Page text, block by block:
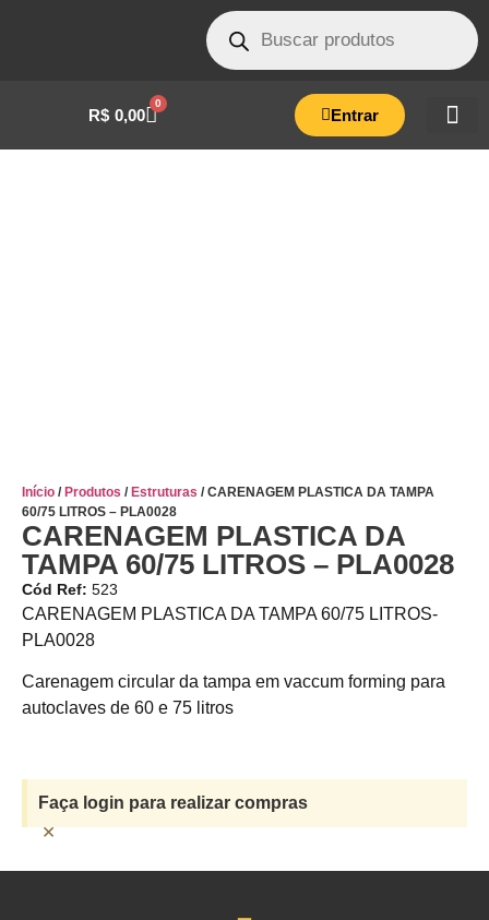
R$ 0,00
0
Entrar
Início / Produtos / Estruturas / CARENAGEM PLASTICA DA TAMPA
60/75 LITROS – PLA0028
CARENAGEM PLASTICA DA
TAMPA 60/75 LITROS – PLA0028
Cód Ref: 523
CARENAGEM PLASTICA DA TAMPA 60/75 LITROS-
PLA0028
Carenagem circular da tampa em vaccum forming para
autoclaves de 60 e 75 litros
Faça login para realizar compras
×